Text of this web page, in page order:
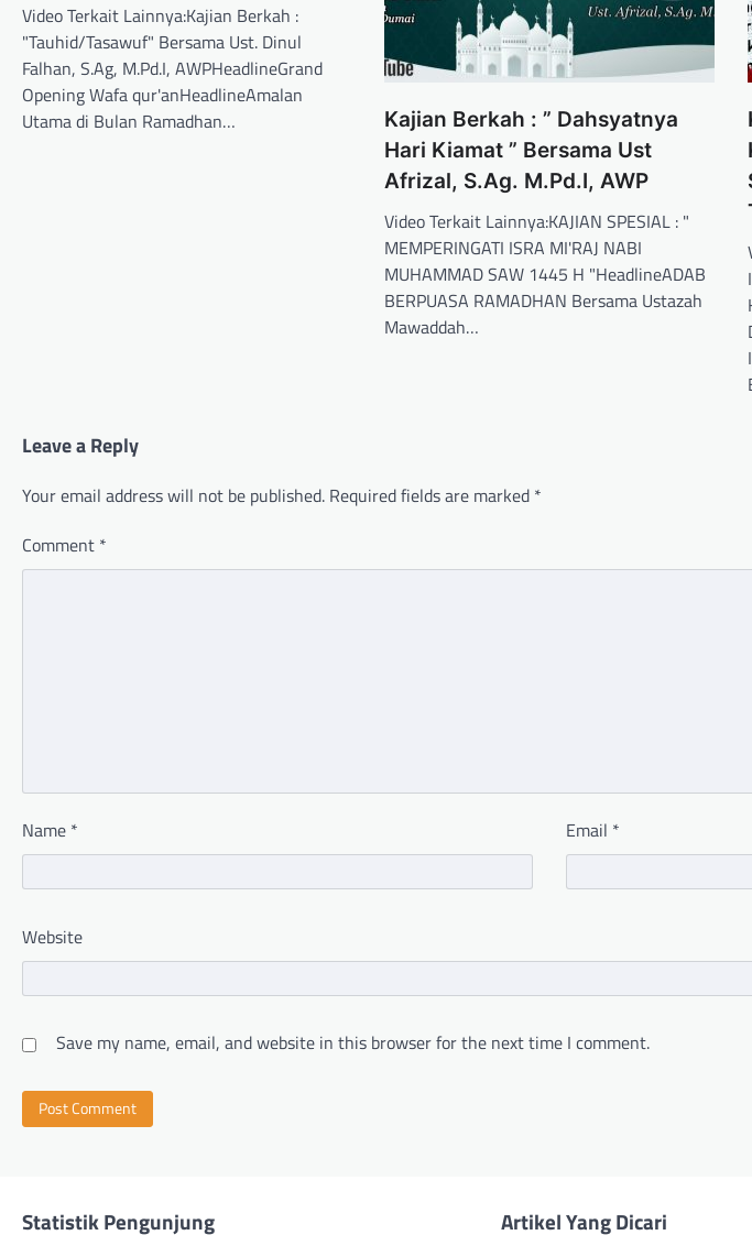
Video Terkait Lainnya:Kajian Berkah :
"Tauhid/Tasawuf" Bersama Ust. Dinul
Falhan, S.Ag, M.Pd.I, AWPHeadlineGrand
Opening Wafa qur'anHeadlineAmalan
Utama di Bulan Ramadhan…
Kajian Berkah : ” Dahsyatnya
Hari Kiamat ” Bersama Ust
Afrizal, S.Ag. M.Pd.I, AWP
Video Terkait Lainnya:KAJIAN SPESIAL : "
MEMPERINGATI ISRA MI'RAJ NABI
MUHAMMAD SAW 1445 H "HeadlineADAB
BERPUASA RAMADHAN Bersama Ustazah
Mawaddah…
Leave a Reply
Your email address will not be published. Required fields are marked *
Comment *
Name * Email *
Website
Save my name, email, and website in this browser for the next time I comment.
Statistik Pengunjung Artikel Yang Dicari